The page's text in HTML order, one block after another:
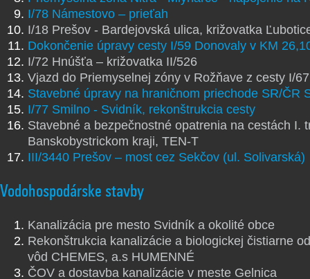
I/78 Námestovo – prieťah
I/18 Prešov - Bardejovská ulica, križovatka
Dokončenie úpravy cesty I/59 Donovaly v KM
I/72 Hnúšťa – križovatka II/526
Vjazd do Priemyselnej zóny v Rožňave z cesty I/67
Stavebné úpravy na hraničnom priechode SR/ČR
I/77 Smilno - Svidník, rekonštrukcia cesty
Stavebné a bezpečnostné opatrenia na cestách I.
Banskobystrickom kraji, TEN-T
III/3440 Prešov – most cez Sekčov (ul. Solivarská)
Vodohospodárske stavby
Kanalizácia pre mesto Svidník a okolité obce
Rekonštrukcia kanalizácie a biologickej čistiarne
vôd CHEMES, a.s HUMENNÉ
ČOV a dostavba kanalizácie v meste Gelnica